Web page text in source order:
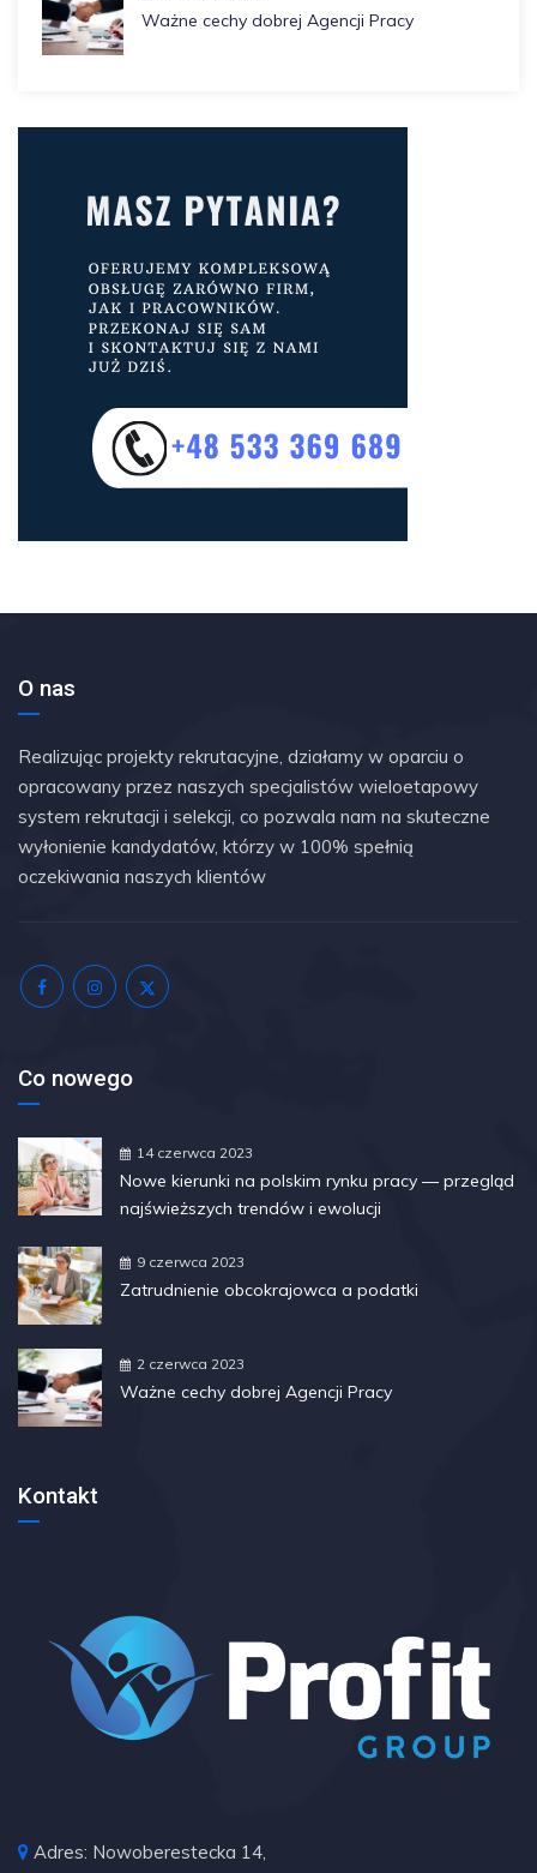
Ważne cechy dobrej Agencji Pracy
O nas
Realizując projekty rekrutacyjne, działamy w oparciu o
opracowany przez naszych specjalistów wieloetapowy
system rekrutacji i selekcji, co pozwala nam na skuteczne
wyłonienie kandydatów, którzy w 100% spełnią
oczekiwania naszych klientów
Co nowego
14 czerwca 2023
Nowe kierunki na polskim rynku pracy — przegląd
najświeższych trendów i ewolucji
9 czerwca 2023
Zatrudnienie obcokrajowca a podatki
2 czerwca 2023
Ważne cechy dobrej Agencji Pracy
Kontakt
Adres: Nowoberestecka 14,